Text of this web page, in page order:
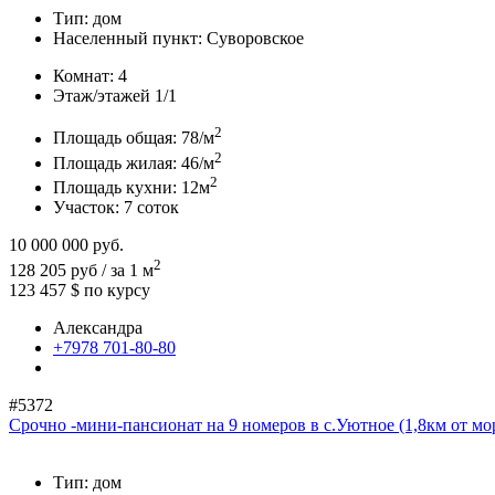
Тип: дом
Населенный пункт: Суворовское
Комнат: 4
Этаж/этажей 1/1
Площадь общая: 78/м2
Площадь жилая: 46/м2
Площадь кухни: 12м2
Участок: 7 соток
10 000 000 руб.
128 205 руб / за 1 м2
123 457 $ по курсу
Александра
+7978 701-80-80
#5372
Срочно -мини-пансионат на 9 номеров в с.Уютное (1,8км от
Тип: дом